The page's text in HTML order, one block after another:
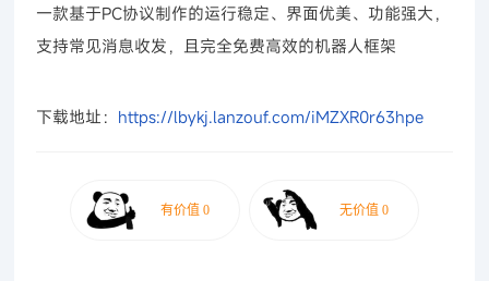
一款基于PC协议制作的运行稳定、界面优美、功能强大，
支持常见消息收发，且完全免费高效的机器人框架
下载地址： https://lbykj.lanzouf.com/iMZXR0r63hpe